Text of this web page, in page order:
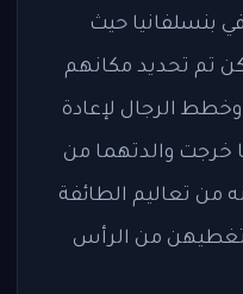
بنسلفانيا حيث
تم تحديد مكانهم
الرجال لإعادة
خرجت والدتهما من
يُذكر، أنه من تعاليم الطائفة
تغطيهن من الرأس